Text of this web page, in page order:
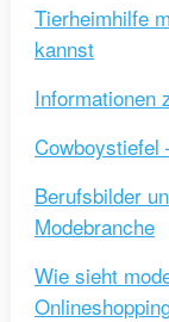
Tierheimhilfe
kannst
Informationen
Cowboystiefel
Berufsbilder
Modebranche
Wie sieht